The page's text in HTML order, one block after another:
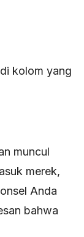
kolom yang
muncul
merek,
Anda
bahwa